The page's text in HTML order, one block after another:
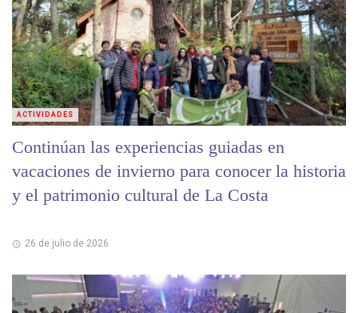
Continúan las experiencias guiadas en
vacaciones de invierno para conocer la historia
y el patrimonio cultural de La Costa
26 de julio de 2026
ACTIVIDADES